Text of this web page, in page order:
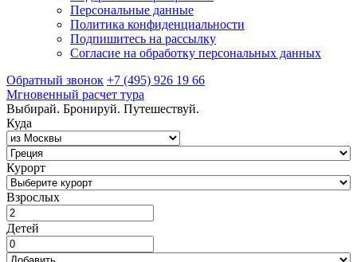
Персональные данные
Политика конфиденциальности
Подпишитесь на рассылку
Согласие на обработку персональных данных
Обратный звонок +7 (495) 926 19 66
Мгновенный расчет тура
Выбирай. Бронируй. Путешествуй.
Куда
Курорт
Взрослых
Детей